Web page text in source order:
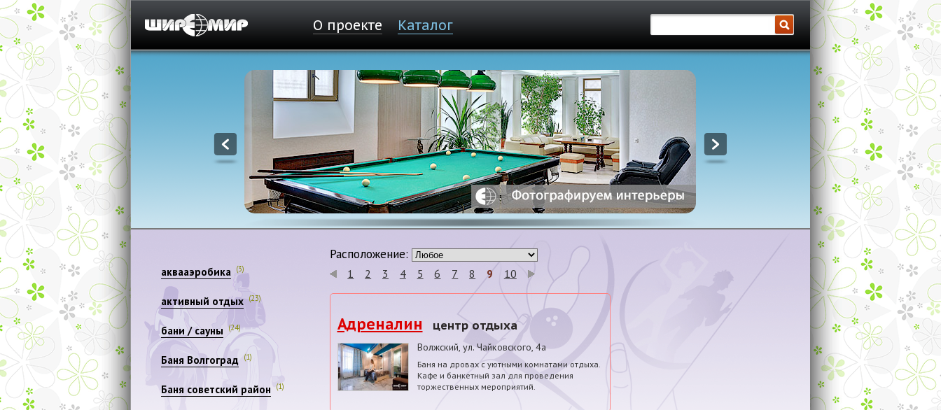
О проекте Каталог
1
аквааэробика (3)
активный отдых (23)
бани / сауны (24)
Баня Волгоград (1)
Баня советский район (1)
Расположение:
1 2 3 4 5 6 7 8 9 10
Адреналин центр отдыха
Волжский, ул. Чайковского, 4а
Баня на дровах с уютными комнатами отдыха.
Кафе и банкетный зал для проведения
торжественных мероприятий.